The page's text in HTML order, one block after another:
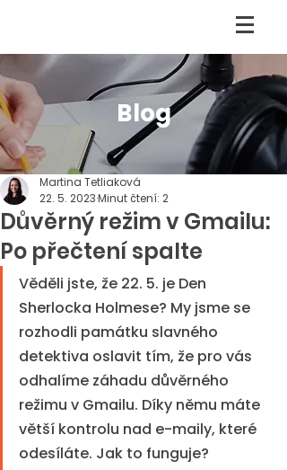
Blog
Důvěrný režim v Gmailu:
Po přečtení spalte
Martina Tetliaková
22. 5. 2023Minut čtení: 2
Věděli jste, že 22. 5. je Den
Sherlocka Holmese? My jsme se
rozhodli památku slavného
detektiva oslavit tím, že pro vás
odhalíme záhadu důvěrného
režimu v Gmailu. Díky němu máte
větší kontrolu nad e-maily, které
odesíláte. Jak to funguje?